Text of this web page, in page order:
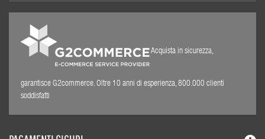
Acquista in sicurezza,
garantisce G2commerce. Oltre 10 anni di esperienza, 800.000 clienti
soddisfatti